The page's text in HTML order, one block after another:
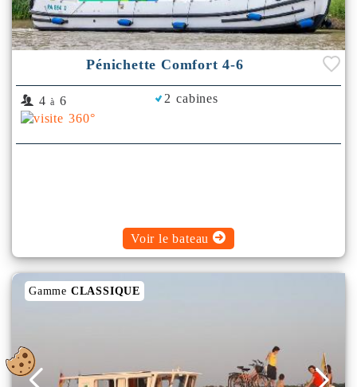
Pénichette Comfort 4-6
4 à 6 2 cabines
Voir le bateau
Gamme CLASSIQUE